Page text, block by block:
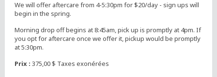
We will offer aftercare from 4-5:30pm for $20/day - sign ups will
begin in the spring.
Morning drop off begins at 8:45am, pick up is promptly at 4pm. If
you opt for aftercare once we offer it, pickup would be promptly
at 5:30pm.
Prix : 375,00 $ Taxes exonérées